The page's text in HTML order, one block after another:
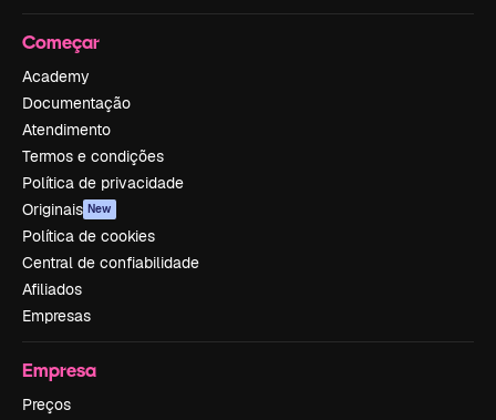
Começar
Academy
Documentação
Atendimento
Termos e condições
Política de privacidade
Originais New
Política de cookies
Central de confiabilidade
Afiliados
Empresas
Empresa
Preços